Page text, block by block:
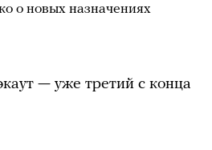
о новых назначениях
— уже третий с конца